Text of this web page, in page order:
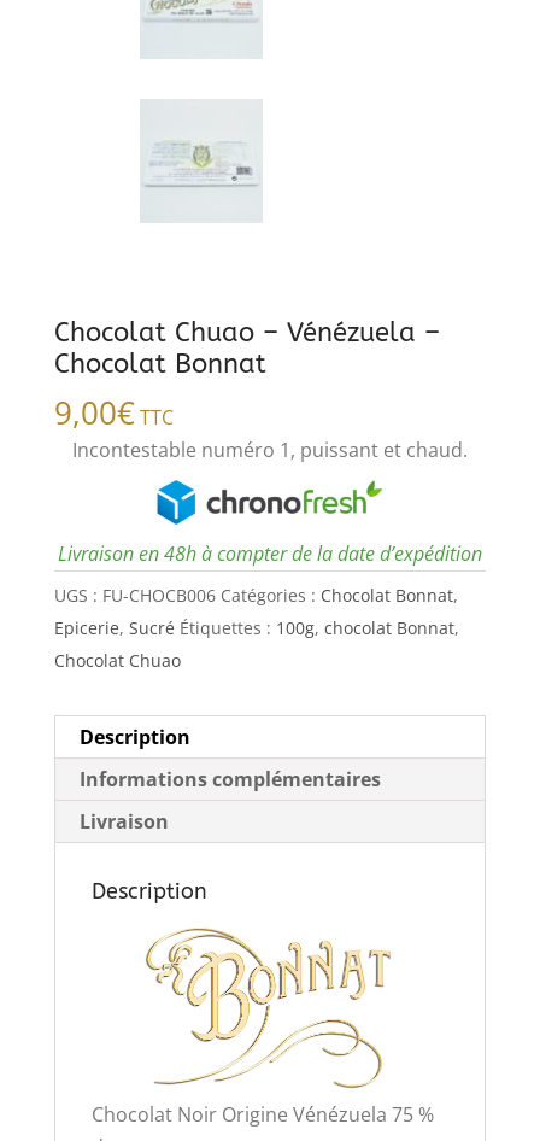
Chocolat Chuao – Vénézuela –
Chocolat Bonnat
9,00€TTC
Incontestable numéro 1, puissant et chaud.
Livraison en 48h à compter de la date d’expédition
UGS : FU-CHOCB006 Catégories : Chocolat Bonnat,
Epicerie, Sucré Étiquettes : 100g, chocolat Bonnat,
Chocolat Chuao
Description
Informations complémentaires
Livraison
Description
Chocolat Noir Origine Vénézuela 75 %